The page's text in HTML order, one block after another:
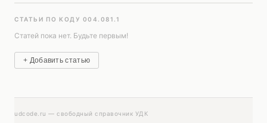
СТАТЬИ ПО КОДУ 004.081.1
Статей пока нет. Будьте первым!
+ Добавить статью
udcode.ru — свободный справочник УДК